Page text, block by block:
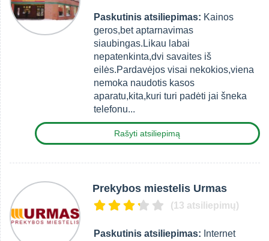
Paskutinis atsiliepimas: Kainos
geros,bet aptarnavimas
siaubingas.Likau labai
nepatenkinta,dvi savaites iš
eilės.Pardavėjos visai nekokios,viena
nemoka naudotis kasos
aparatu,kita,kuri turi padėti jai šneka
telefonu...
Rašyti atsiliepimą
Prekybos miestelis Urmas
(13 atsiliepimų)
Paskutinis atsiliepimas: Internet